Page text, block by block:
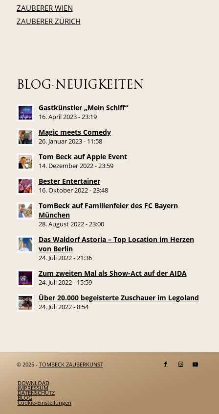
ZAUBERER WIEN
ZAUBERER ZÜRICH
BLOG-NEUIGKEITEN
Gastkünstler „Mein Schiff“
16. April 2023 - 23:19
Magic meets Comedy
26. Januar 2023 - 11:58
Tom Beck auf Apple Event
14. Dezember 2022 - 23:59
Bester Entertainer
16. Oktober 2022 - 23:48
TomBeck auf Familienfeier des FC Bayern
München
28. August 2022 - 23:00
Das Waldorf Astoria – Top Location im Herzen
von Berlin
24. Juli 2022 - 21:36
Zum zweiten Mal als Show-Act auf der AIDA
24. Juli 2022 - 15:59
Über 20.000 begeisterte Zuschauer im Legoland
24. Juli 2022 - 8:54
© 2025 - TOMBECK ZAUBERKUNST
DOWNLOAD
IMPRESSUM
DATENSCHUTZ
BLOG
Cookie-Einstellungen